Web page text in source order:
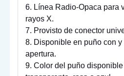
6. Línea Radio-Opaca para
rayos X.
7. Provisto de conector
8. Disponible en puño con
apertura.
9. Color del puño